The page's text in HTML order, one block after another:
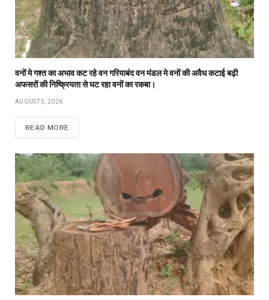
वनों मे गश्त का अभाव कट रहे वन गरियाबंद वन मंडल मे वनों की अवैध कटाई बढ़ी
अफसरों की निष्क्रियता से घट रहा वनों का रकबा।
AUGUST 5, 2026
READ MORE